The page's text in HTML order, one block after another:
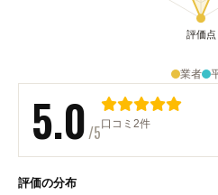
業者
5.0/5口コミ2件
評価の分布